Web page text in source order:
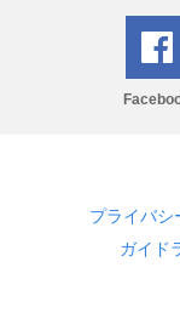
プライバシ
ガイド